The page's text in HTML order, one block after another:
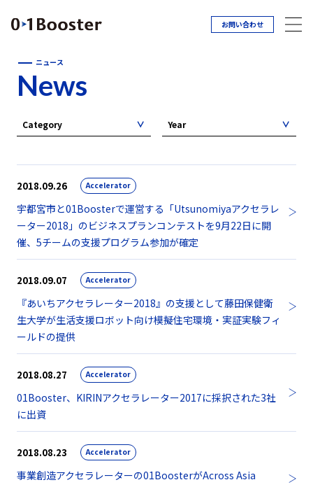
お問い合わせ
ニュース
News
Category Year
2018.09.26 Accelerator
宇都宮市と01Boosterで運営する「Utsunomiyaアクセラレ
ーター2018」のビジネスプランコンテストを9月22日に開
催、5チームの支援プログラム参加が確定
2018.09.07 Accelerator
『あいちアクセラレーター2018』の支援として藤田保健衛
生大学が生活支援ロボット向け模擬住宅環境・実証実験フィ
ールドの提供
2018.08.27 Accelerator
01Booster、KIRINアクセラレーター2017に採択された3社
に出資
2018.08.23 Accelerator
事業創造アクセラレーターの01BoosterがAcross Asia